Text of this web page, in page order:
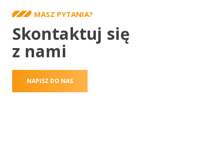
MASZ PYTANIA?
Skontaktuj się
z nami
NAPISZ DO NAS